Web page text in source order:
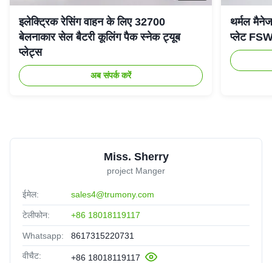
इलेक्ट्रिक रेसिंग वाहन के लिए 32700
बेलनाकार सेल बैटरी कूलिंग पैक स्नेक ट्यूब
प्लेट्स
अब संपर्क करें
थर्मल
प्लेट
Miss. Sherry
project Manger
ईमेल: sales4@trumony.com
टेलीफोन: +86 18018119117
Whatsapp: 8617315220731
वीचैट: +86 18018119117